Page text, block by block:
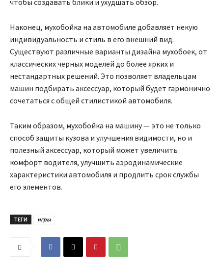
чтобы создавать блики и ухудшать обзор.
Наконец, мухобойка на автомобиле добавляет некую
индивидуальность и стиль в его внешний вид.
Существуют различные варианты дизайна мухобоек, от
классических черных моделей до более ярких и
нестандартных решений. Это позволяет владельцам
машин подбирать аксессуар, который будет гармонично
сочетаться с общей стилистикой автомобиля.
Таким образом, мухобойка на машину — это не только
способ защиты кузова и улучшения видимости, но и
полезный аксессуар, который может увеличить
комфорт водителя, улучшить аэродинамические
характеристики автомобиля и продлить срок службы
его элементов.
ТЕГИ игры